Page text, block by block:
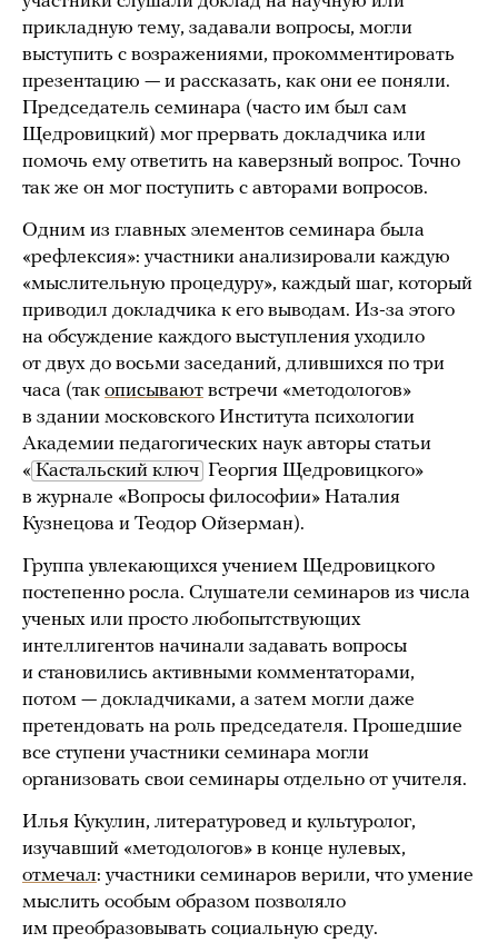
прикладную тему, задавали вопросы, могли
выступить с возражениями, прокомментировать
презентацию — и рассказать, как они ее поняли.
Председатель семинара (часто им был сам
Щедровицкий) мог прервать докладчика или
помочь ему ответить на каверзный вопрос. Точно
так же он мог поступить с авторами вопросов.
Одним из главных элементов семинара была
«рефлексия»: участники анализировали каждую
«мыслительную процедуру», каждый шаг, который
приводил докладчика к его выводам. Из-за этого
на обсуждение каждого выступления уходило
от двух до восьми заседаний, длившихся по три
часа (так описывают встречи «методологов»
в здании московского Института психологии
Академии педагогических наук авторы статьи
« Кастальский ключ Георгия Щедровицкого»
в журнале «Вопросы философии» Наталия
Кузнецова и Теодор Ойзерман).
Группа увлекающихся учением Щедровицкого
постепенно росла. Слушатели семинаров из числа
ученых или просто любопытствующих
интеллигентов начинали задавать вопросы
и становились активными комментаторами,
потом — докладчиками, а затем могли даже
претендовать на роль председателя. Прошедшие
все ступени участники семинара могли
организовать свои семинары отдельно от учителя.
Илья Кукулин, литературовед и культуролог,
изучавший «методологов» в конце нулевых,
отмечал: участники семинаров верили, что умение
мыслить особым образом позволяло
им преобразовывать социальную среду.